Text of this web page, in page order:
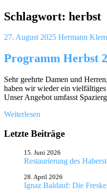
Schlagwort: herbst
27. August 2025 Hermann
Programm Herbst
Sehr geehrte Damen und
haben wir wieder ein
Unser Angebot umfasst
Weiterlesen
Letzte Beiträge
Restaurierung des
15. Juni 2026
Ignaz Baldauf: Die
28. April 2026